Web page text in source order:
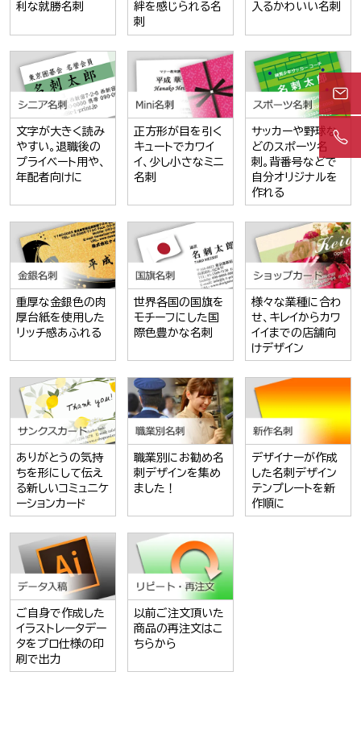
利な就勝名刺
絆を感じられる名
刺
入るかわいい名刺
文字が大きく読み
やすい。退職後の
プライベート用や、
年配者向けに
正方形が目を引く
キュートでカワイ
イ、少し小さなミニ
名刺
サッカーや野球な
どのスポーツ名
刺。背番号などで
自分オリジナルを
作れる
重厚な金銀色の肉
厚台紙を使用した
リッチ感あふれる
世界各国の国旗を
モチーフにした国
際色豊かな名刺
様々な業種に合わ
せ、キレイからカワ
イイまでの店舗向
けデザイン
ありがとうの気持
ちを形にして伝え
る新しいコミュニケ
ーションカード
職業別にお勧め名
刺デザインを集め
ました！
デザイナーが作成
した名刺デザイン
テンプレートを新
作順に
ご自身で作成した
イラストレータデー
タをプロ仕様の印
刷で出力
以前ご注文頂いた
商品の再注文はこ
ちらから